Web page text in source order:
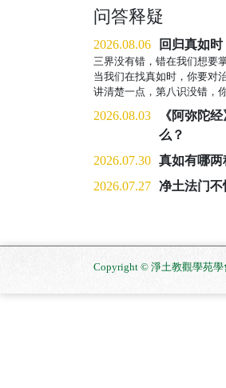
问答释疑
2026.08.06 回归真如
三界没有错，错在我们想要
当我们在找真如时，你要对
讲清楚一点，第八识没错，
2026.08.03
《阿弥陀
么？
2026.07.30 真如有哪两
2026.07.27 净土法门不
Copyright © 淨土教觀學苑學